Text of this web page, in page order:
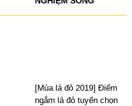
[Mùa lá đỏ 2019] Điểm
ngắm lá đỏ tuyển chọn